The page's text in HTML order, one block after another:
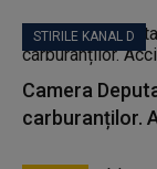
STIRILE KANAL D
Camera
carburanților.